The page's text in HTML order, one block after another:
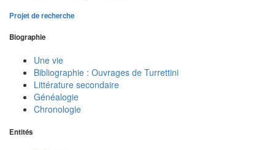
Projet de recherche
Biographie
Une vie
Bibliographie : Ouvrages de Turrettini
Littérature secondaire
Généalogie
Chronologie
Entités